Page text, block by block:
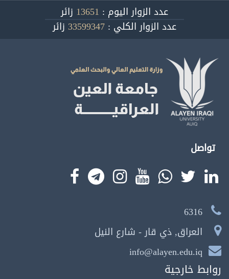
عدد الزوار اليوم : 13651 زائر
عدد الزوار الكلي : 33599347 زائر
تواصل
6316
العراق, ذي قار - شارع النيل
info@alayen.edu.iq
روابط خارجية